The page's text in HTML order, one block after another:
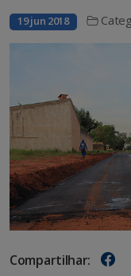
19 jun 2018
Compartilhar: